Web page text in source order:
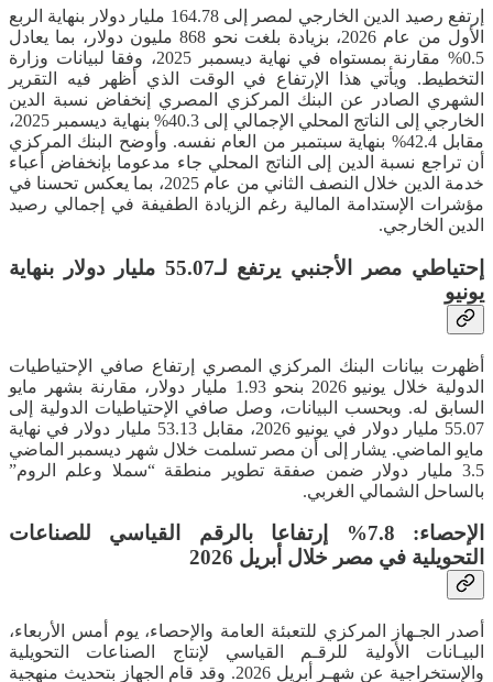
إرتفع رصيد الدين الخارجي لمصر إلى 164.78 مليار دولار بنهاية الربع
الأول من عام 2026، بزيادة بلغت نحو 868 مليون دولار، بما يعادل
0.5% مقارنة بمستواه في نهاية ديسمبر 2025، وفقا لبيانات وزارة
التخطيط. ويأتي هذا الإرتفاع في الوقت الذي أظهر فيه التقرير
الشهري الصادر عن البنك المركزي المصري إنخفاض نسبة الدين
الخارجي إلى الناتج المحلي الإجمالي إلى 40.3% بنهاية ديسمبر 2025،
مقابل 42.4% بنهاية سبتمبر من العام نفسه. وأوضح البنك المركزي
أن تراجع نسبة الدين إلى الناتج المحلي جاء مدعوما بإنخفاض أعباء
خدمة الدين خلال النصف الثاني من عام 2025، بما يعكس تحسنا في
مؤشرات الإستدامة المالية رغم الزيادة الطفيفة في إجمالي رصيد
الدين الخارجي.
إحتياطي مصر الأجنبي يرتفع لـ55.07 مليار دولار بنهاية
يونيو
أظهرت بيانات البنك المركزي المصري إرتفاع صافي الإحتياطيات
الدولية خلال يونيو 2026 بنحو 1.93 مليار دولار، مقارنة بشهر مايو
السابق له. وبحسب البيانات، وصل صافي الإحتياطيات الدولية إلى
55.07 مليار دولار في يونيو 2026، مقابل 53.13 مليار دولار في نهاية
مايو الماضي. يشار إلى أن مصر تسلمت خلال شهر ديسمبر الماضي
3.5 مليار دولار ضمن صفقة تطوير منطقة “سملا وعلم الروم”
بالساحل الشمالي الغربي.
الإحصاء: 7.8% إرتفاعا بالرقم القياسي للصناعات
التحويلية في مصر خلال أبريل 2026
أصدر الجـهاز المركزي للتعبئة العامة والإحصاء، يوم أمس الأربعاء،
البيـانات الأولية للرقـم القياسي لإنتاج الصناعات التحويلية
والإستخراجية عن شهـر أبريل 2026. وقد قام الجهاز بتحديث منهجية